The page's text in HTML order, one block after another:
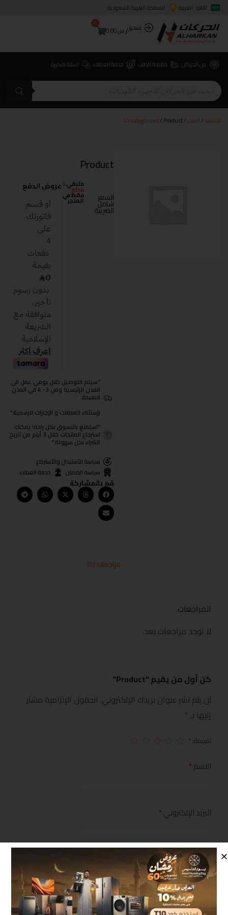
اللغة: العربية
المملكة العربية السعودية
تسجيلر.س0.00
0
عن الحركان متابعة الطلب خدمة العملاء اسئلة متكررة
الرئيسية/المتجر/
Uncategorized/ Product
Product
السعر
شامل
الضريبة
متبقي0
قطع
فقط في
المتجر
عروض الدفع
"سيتم التوصيل خلال يومي عمل في
المدن الرئيسية ومن 3- 4 في المدن
البعيدة.
بإستثناء العطلات و الإجازات الرسمية."
"استمتع بالتسوق بكل راحة! يمكنك
استرجاع المنتجات خلال 3 أيام من تاريخ
الشراء بكل سهولة."
سياسة الأستبدال والأسترجاع
سياسة الضمان
خدمة العملاء
قم بالمشاركة
مراجعات (0)
المراجعات
لا توجد مراجعات بعد.
كن أول من يقيم “Product”
لن يتم نشر عنوان بريدك الإلكتروني. الحقول الإلزامية مشار
إليها بـ*
تقييمك *
الاسم*
البريد الإلكتروني*
مراجعتك*